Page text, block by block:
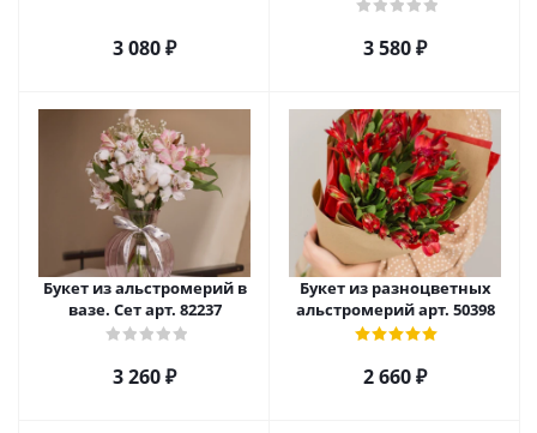
3 080₽ 3 580₽
Букет из альстромерий в
вазе. Сет арт. 82237
3 260₽
Букет из разноцветных
альстромерий арт. 50398
2 660₽